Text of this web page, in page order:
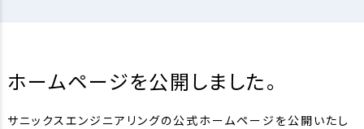
ホームページを公開しました。
サニックスエンジニアリングの公式ホームページを公開いたし